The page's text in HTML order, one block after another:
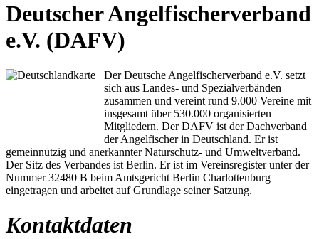
Deutscher Angelfischerverband
e.V. (DAFV)
Der Deutsche Angelfischerverband e.V. setzt
sich aus Landes- und Spezialverbänden
zusammen und vereint rund 9.000 Vereine mit
insgesamt über 530.000 organisierten
Mitgliedern. Der DAFV ist der Dachverband
der Angelfischer in Deutschland. Er ist
gemeinnützig und anerkannter Naturschutz- und Umweltverband.
Der Sitz des Verbandes ist Berlin. Er ist im Vereinsregister unter der
Nummer 32480 B beim Amtsgericht Berlin Charlottenburg
eingetragen und arbeitet auf Grundlage seiner Satzung.
Kontaktdaten